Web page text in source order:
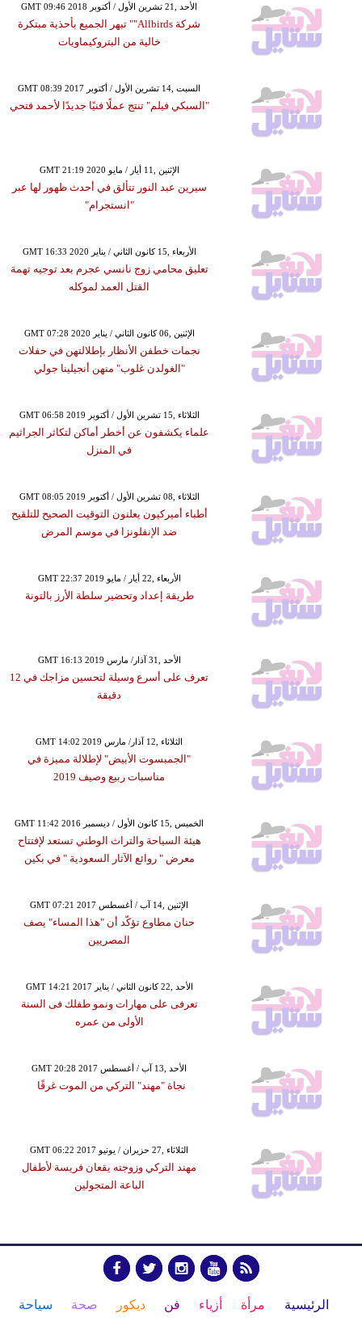
GMT 09:46 2018 الأحد ,21 تشرين الأول / أكتوبر
شركة Allbirds"" تبهر الجميع بأحذية مبتكرة
خالية من البتروكيماويات
GMT 08:39 2017 السبت ,14 تشرين الأول / أكتوبر
"السبكي فيلم" تنتج عملًا فنيًا جديدًا لأحمد فتحي
GMT 21:19 2020 الإثنين ,11 أيار / مايو
سيرين عبد النور تتألق في أحدث ظهور لها عبر
"انستجرام"
GMT 16:33 2020 الأربعاء ,15 كانون الثاني / يناير
تعليق محامي زوج نانسي عجرم بعد توجيه تهمة
القتل العمد لموكله
GMT 07:28 2020 الإثنين ,06 كانون الثاني / يناير
نجمات خطفن الأنظار بإطلالتهن في حفلات
"الغولدن غلوب" منهن أنجيلينا جولي
GMT 06:58 2019 الثلاثاء ,15 تشرين الأول / أكتوبر
علماء يكشفون عن أخطر أماكن لتكاثر الجراثيم
في المنزل
GMT 08:05 2019 الثلاثاء ,08 تشرين الأول / أكتوبر
أطباء أميركيون يعلنون التوقيت الصحيح للتلقيح
ضد الإنفلونزا في موسم المرض
GMT 22:37 2019 الأربعاء ,22 أيار / مايو
طريقة إعداد وتحضير سلطة الأرز بالتونة
GMT 16:13 2019 الأحد ,31 آذار/ مارس
تعرف على أسرع وسيلة لتحسين مزاجك في 12
دقيقة
GMT 14:02 2019 الثلاثاء ,12 آذار/ مارس
"الجمبسوت الأبيض" لإطلالة مميزة في
مناسبات ربيع وصيف 2019
GMT 11:42 2016 الخميس ,15 كانون الأول / ديسمبر
هيئة السياحة والتراث الوطني تستعد لإفتتاح
معرض " روائع الآثار السعودية " في بكين
GMT 07:21 2017 الإثنين ,14 آب / أغسطس
حنان مطاوع تؤكّد أن "هذا المساء" يصف
المصريين
GMT 14:21 2017 الأحد ,22 كانون الثاني / يناير
تعرفى على مهارات ونمو طفلك فى السنة
الأولى من عمره
GMT 20:28 2017 الأحد ,13 آب / أغسطس
نجاة "مهند" التركي من الموت غرقًا
GMT 06:22 2017 الثلاثاء ,27 حزيران / يونيو
مهند التركي وزوجته يقعان فريسة لأطفال
الباعة المتجولين
الرئيسية مرأة أزياء فن ديكور صحة سياحة